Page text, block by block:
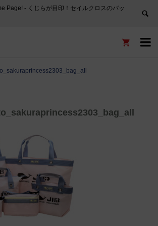
Page! ‐ くじらが目印！セイルクロスのバッ

